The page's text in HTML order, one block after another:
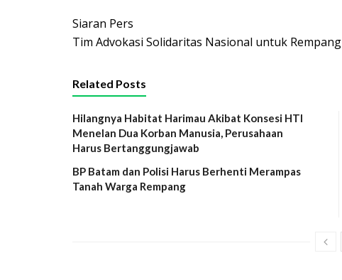
Siaran Pers
Tim Advokasi Solidaritas Nasional untuk Rempang
Related Posts
Hilangnya Habitat Harimau Akibat Konsesi HTI
Menelan Dua Korban Manusia, Perusahaan
Harus Bertanggungjawab
BP Batam dan Polisi Harus Berhenti Merampas
Tanah Warga Rempang